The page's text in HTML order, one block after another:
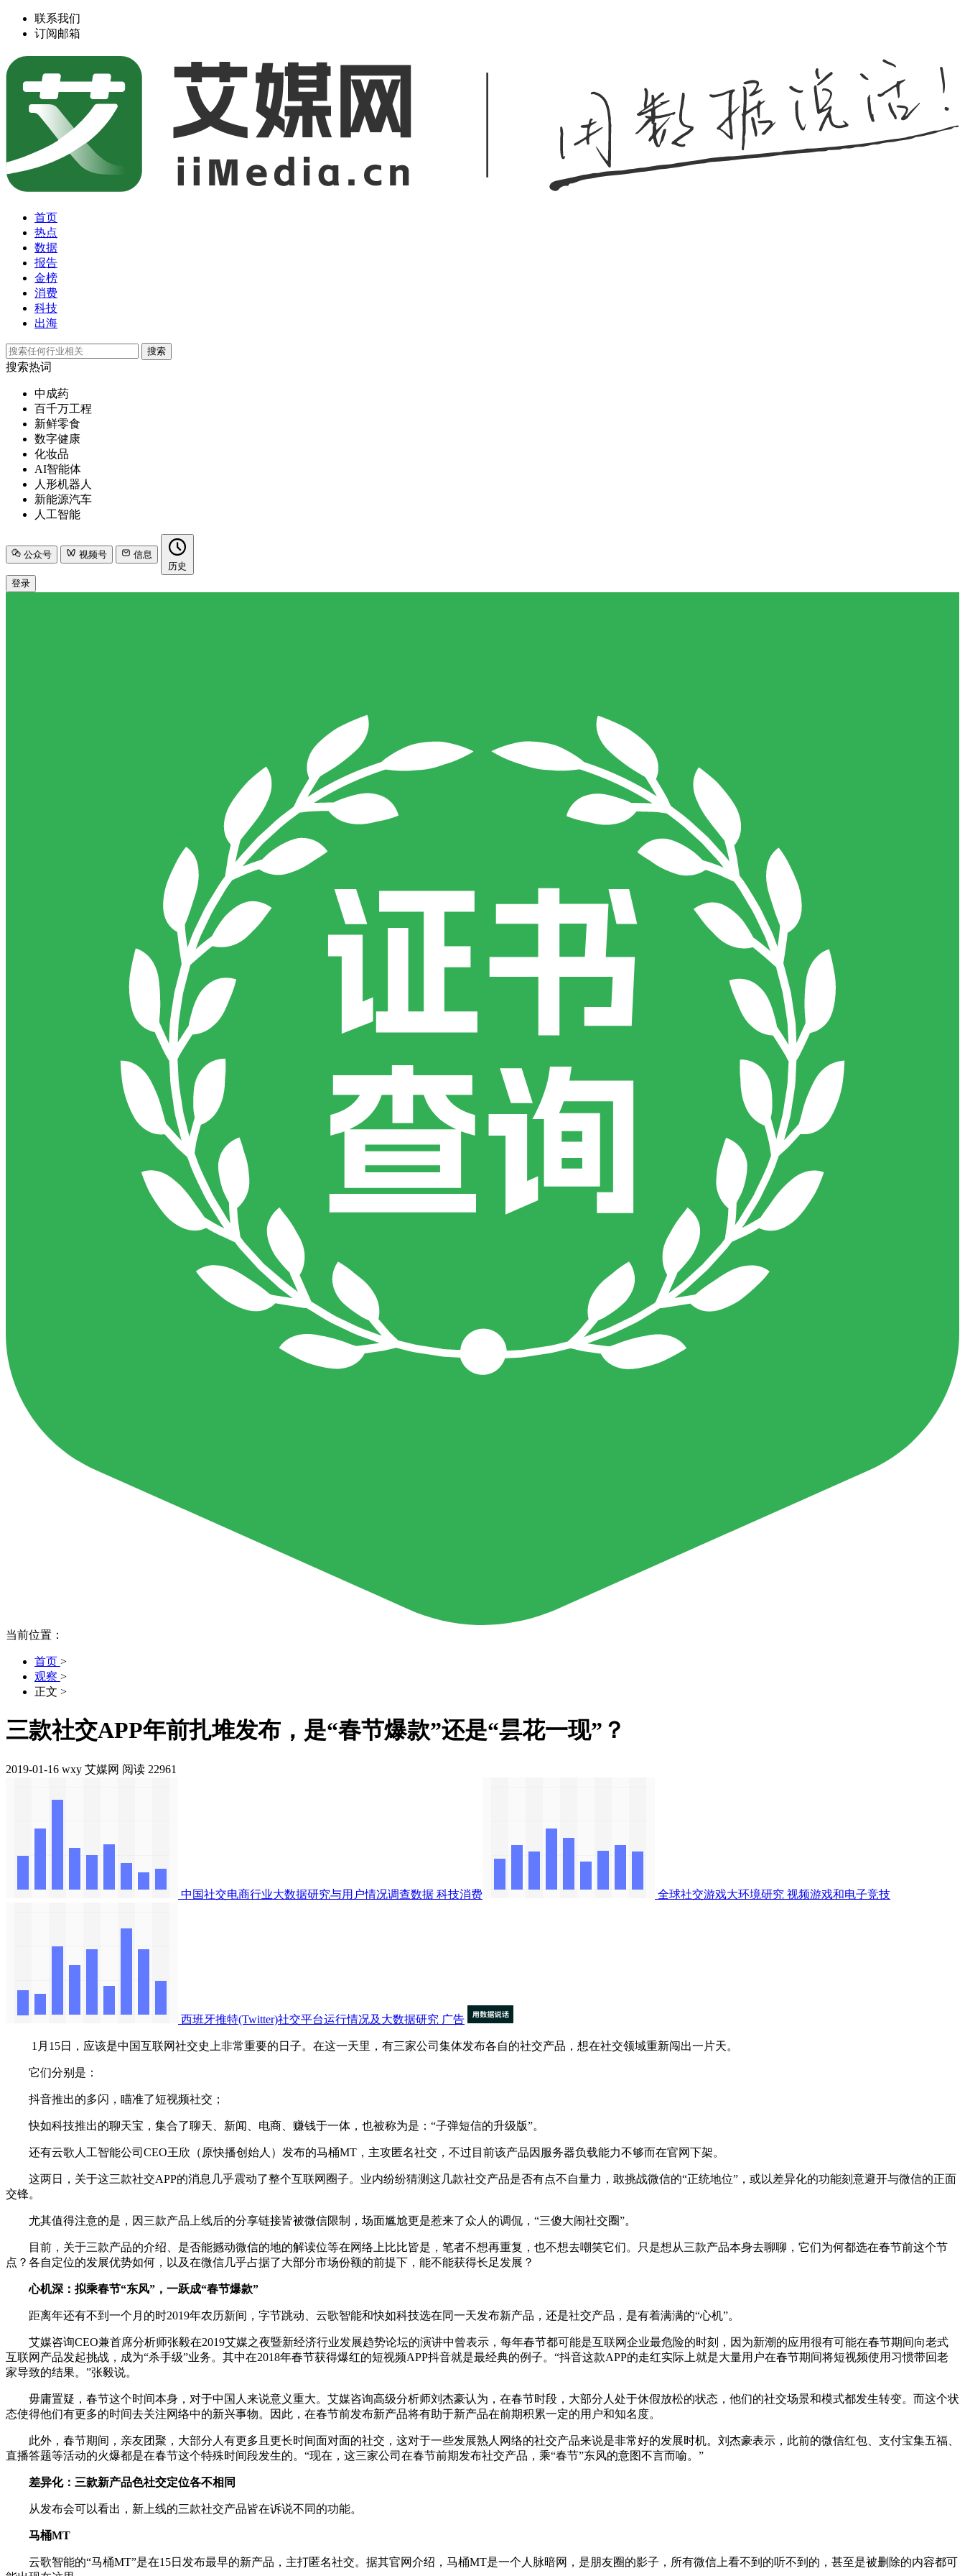
联系我们
订阅邮箱
首页
热点
数据
报告
金榜
消费
科技
出海
搜索
搜索热词
中成药
百千万工程
新鲜零食
数字健康
化妆品
AI智能体
人形机器人
新能源汽车
人工智能
公众号 视频号
信息
历史
登录
当前位置：
首页 >
观察 >
正文 >
三款社交APP年前扎堆发布，是“春节爆款”还是“昙花一现”？
2019-01-16 wxy 艾媒网 阅读 22961
中国社交电商行业大数据研究与用户情况调查数据 科技消费 全球社交游戏大环境研究 视频游戏和电子竞技
西班牙推特(Twitter)社交平台运行情况及大数据研究 广告
1月15日，应该是中国互联网社交史上非常重要的日子。在这一天里，有三家公司集体发布各自的社交产品，想在社交领域重新闯出一片天。
它们分别是：
抖音推出的多闪，瞄准了短视频社交；
快如科技推出的聊天宝，集合了聊天、新闻、电商、赚钱于一体，也被称为是：“子弹短信的升级版”。
还有云歌人工智能公司CEO王欣（原快播创始人）发布的马桶MT，主攻匿名社交，不过目前该产品因服务器负载能力不够而在官网下架。
这两日，关于这三款社交APP的消息几乎震动了整个互联网圈子。业内纷纷猜测这几款社交产品是否有点不自量力，敢挑战微信的“正统地位”，或以差异化的功能刻意避开与微信的正面
交锋。
尤其值得注意的是，因三款产品上线后的分享链接皆被微信限制，场面尴尬更是惹来了众人的调侃，“三傻大闹社交圈”。
目前，关于三款产品的介绍、是否能撼动微信的地的解读位等在网络上比比皆是，笔者不想再重复，也不想去嘲笑它们。只是想从三款产品本身去聊聊，它们为何都选在春节前这个节
点？各自定位的发展优势如何，以及在微信几乎占据了大部分市场份额的前提下，能不能获得长足发展？
心机深：拟乘春节“东风”，一跃成“春节爆款”
距离年还有不到一个月的时2019年农历新间，字节跳动、云歌智能和快如科技选在同一天发布新产品，还是社交产品，是有着满满的“心机”。
艾媒咨询CEO兼首席分析师张毅在2019艾媒之夜暨新经济行业发展趋势论坛的演讲中曾表示，每年春节都可能是互联网企业最危险的时刻，因为新潮的应用很有可能在春节期间向老式
互联网产品发起挑战，成为“杀手级”业务。其中在2018年春节获得爆红的短视频APP抖音就是最经典的例子。“抖音这款APP的走红实际上就是大量用户在春节期间将短视频使用习惯带回老
家导致的结果。”张毅说。
毋庸置疑，春节这个时间本身，对于中国人来说意义重大。艾媒咨询高级分析师刘杰豪认为，在春节时段，大部分人处于休假放松的状态，他们的社交场景和模式都发生转变。而这个状
态使得他们有更多的时间去关注网络中的新兴事物。因此，在春节前发布新产品将有助于新产品在前期积累一定的用户和知名度。
此外，春节期间，亲友团聚，大部分人有更多且更长时间面对面的社交，这对于一些发展熟人网络的社交产品来说是非常好的发展时机。刘杰豪表示，此前的微信红包、支付宝集五福、
直播答题等活动的火爆都是在春节这个特殊时间段发生的。“现在，这三家公司在春节前期发布社交产品，乘“春节”东风的意图不言而喻。”
差异化：三款新产品色社交定位各不相同
从发布会可以看出，新上线的三款社交产品皆在诉说不同的功能。
马桶MT
云歌智能的“马桶MT”是在15日发布最早的新产品，主打匿名社交。据其官网介绍，马桶MT是一个人脉暗网，是朋友圈的影子，所有微信上看不到的听不到的，甚至是被删除的内容都可